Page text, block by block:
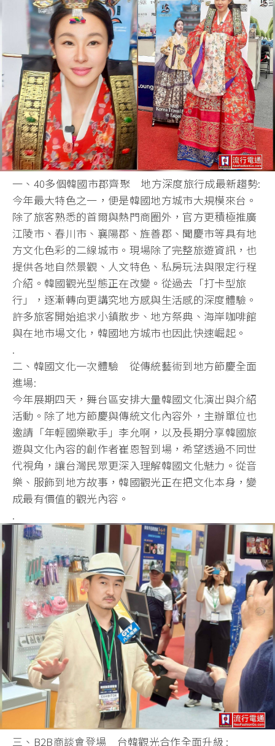
一、40多個韓國市郡齊聚 地方深度旅行成最新趨勢:
今年最大特色之一，便是韓國地方城市大規模來台。
除了旅客熟悉的首爾與熱門商圈外，官方更積極推廣
江陵市、春川市、襄陽郡、旌善郡、聞慶市等具有地
方文化色彩的二線城市。現場除了完整旅遊資訊，也
提供各地自然景觀、人文特色、私房玩法與限定行程
介紹。韓國觀光型態正在改變。從過去「打卡型旅
行」，逐漸轉向更講究地方感與生活感的深度體驗。
許多旅客開始追求小鎮散步、地方祭典、海岸咖啡館
與在地市場文化，韓國地方城市也因此快速崛起。
.
二、韓國文化一次體驗 從傳統藝術到地方節慶全面
進場:
今年展期四天，舞台區安排大量韓國文化演出與介紹
活動。除了地方節慶與傳統文化內容外，主辦單位也
邀請「年輕國樂歌手」李允啊，以及長期分享韓國旅
遊與文化內容的創作者崔恩智到場，希望透過不同世
代視角，讓台灣民眾更深入理解韓國文化魅力。從音
樂、服飾到地方故事，韓國觀光正在把文化本身，變
成最有價值的觀光內容。
.
三、B2B商談會登場 台韓觀光合作全面升級 :